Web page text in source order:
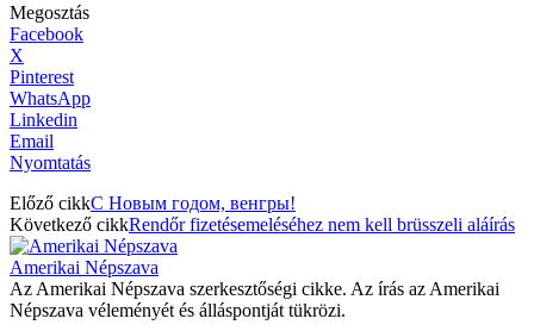
Megosztás
Facebook
X
Pinterest
WhatsApp
Linkedin
Email
Nyomtatás
Előző cikkС Новым годом, венгры!
Következő cikkRendőr fizetésemeléséhez nem kell brüsszeli aláírás
Amerikai Népszava
Az Amerikai Népszava szerkesztőségi cikke. Az írás az Amerikai
Népszava véleményét és álláspontját tükrözi.